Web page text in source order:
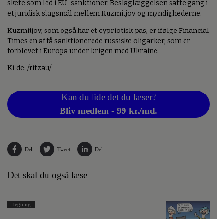
skete som led i EU-sanktioner. Beslaglæggelsen satte gang i
et juridisk slagsmål mellem Kuzmitjov og myndighederne.
Kuzmitjov, som også har et cypriotisk pas, er ifølge Financial
Times en af få sanktionerede russiske oligarker, som er
forblevet i Europa under krigen med Ukraine.
Kilde: /ritzau/
Kan du lide det du læser?
Bliv medlem - 99 kr./md.
Del Tweet Del
Det skal du også læse
Tegning